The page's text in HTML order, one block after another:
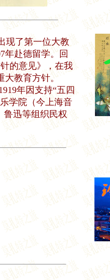
现了第一位大教
年赴德留学。回
的意见》，在我
大教育方针。
年因支持“五四
学院（今上海音
鲁迅等组织民权